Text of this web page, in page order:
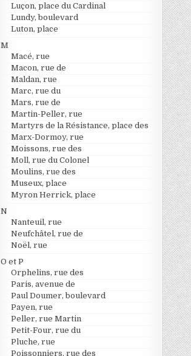
Luçon, place du Cardinal
Lundy, boulevard
Luton, place
M
Macé, rue
Macon, rue de
Maldan, rue
Marc, rue du
Mars, rue de
Martin-Peller, rue
Martyrs de la Résistance, place des
Marx-Dormoy, rue
Moissons, rue des
Moll, rue du Colonel
Moulins, rue des
Museux, place
Myron Herrick, place
N
Nanteuil, rue
Neufchâtel, rue de
Noël, rue
O et P
Orphelins, rue des
Paris, avenue de
Paul Doumer, boulevard
Payen, rue
Peller, rue Martin
Petit-Four, rue du
Pluche, rue
Poissonniers, rue des